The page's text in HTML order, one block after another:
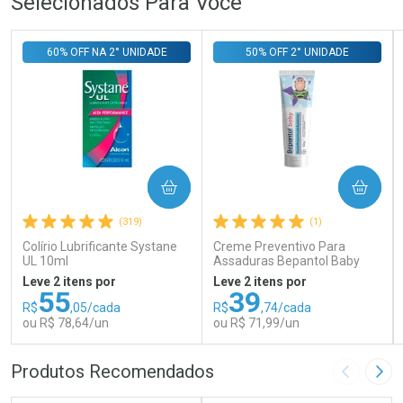
(319)
Colírio Lubrificante Systane
UL 10ml
60% OFF NA 2° UNIDADE
Leve 2 itens por
R$55,05/cada
ou R$ 78,64/un
COMPRAR
FECHAR
FECHAR
Por Menos
(1)
Creme Preventivo Para
Assaduras Bepantol Baby
Toy Story Personagens
Sortidos 120g
50% OFF 2° UNIDADE
Leve 2 itens por
R$39,74/cada
ou R$ 71,99/un
COMPRAR
Por Menos
Produtos Recomendados Imagem